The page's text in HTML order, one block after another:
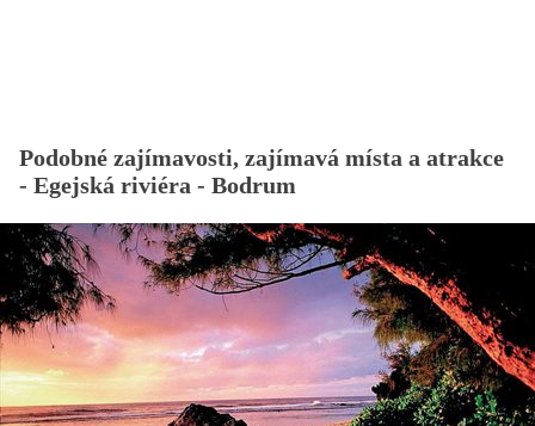
Podobné zajímavosti, zajímavá místa a atrakce
- Egejská riviéra - Bodrum